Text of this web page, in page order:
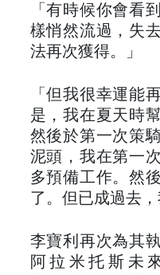
「有時候你會看
樣悄然流過，失
法再次獲得。」
「但我很幸運能
是，我在夏天時
然後於第一次策
泥頭，我在第一
多預備工作。然
了。但已成過去
李寶利再次為其
阿拉米托斯未